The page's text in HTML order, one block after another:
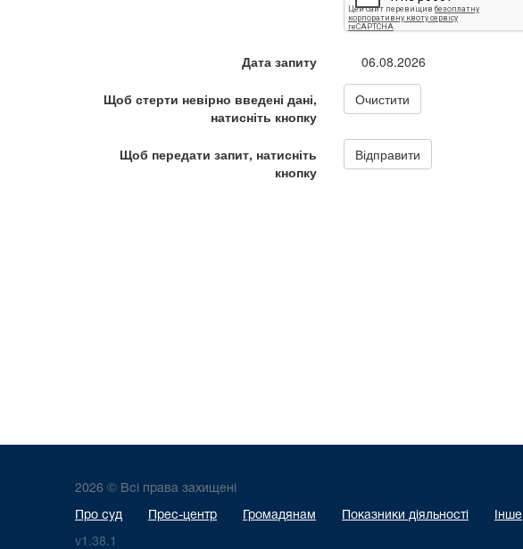
2026 © Всі права захищені
Про суд Прес-центр Громадянам Показники діяльності Інше
v1.38.1